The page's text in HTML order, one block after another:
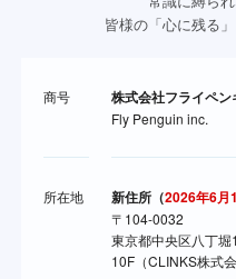
皆様の「心に残る
商号 株式会社フライペン
Fly Penguin inc.
所在地 新住所（2026年6月
〒104-0032
東京都中央区八丁
10F（CLINKS株式